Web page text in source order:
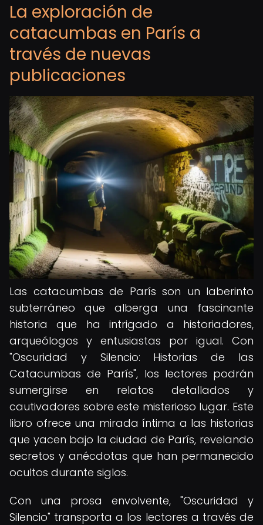
La exploración de
catacumbas en París a
través de nuevas
publicaciones
Las catacumbas de París son un laberinto
subterráneo que alberga una fascinante
historia que ha intrigado a historiadores,
arqueólogos y entusiastas por igual. Con
"Oscuridad y Silencio: Historias de las
Catacumbas de París", los lectores podrán
sumergirse en relatos detallados y
cautivadores sobre este misterioso lugar. Este
libro ofrece una mirada íntima a las historias
que yacen bajo la ciudad de París, revelando
secretos y anécdotas que han permanecido
ocultos durante siglos.
Con una prosa envolvente, "Oscuridad y
Silencio" transporta a los lectores a través de